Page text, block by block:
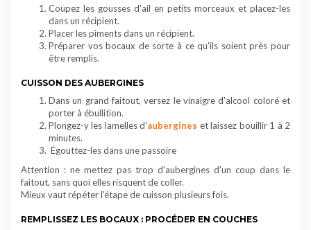
Coupez les gousses d'ail en petits morceaux et placez-les
dans un récipient.
Placer lespimentsdans un récipient.
Préparer vos bocaux de sorte à ce qu'ils soient près pour
être remplis.
CUISSON DES AUBERGINES
Dans un grand faitout, versez le vinaigre d'alcool coloré et
porter à ébullition.
Plongez-y les lamelles d'aubergines et laissez bouillir 1 à 2
minutes.
Égouttez-les dans une passoire
Attention : ne mettez pas trop d'aubergines d'un coup dans le
faitout, sans quoi elles risquent de coller.
Mieux vaut répéter l'étape de cuisson plusieurs fois.
REMPLISSEZ LES BOCAUX : PROCÉDER EN COUCHES